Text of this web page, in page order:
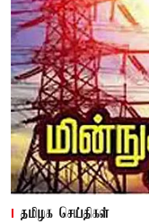
தமிழக செய்திகள்